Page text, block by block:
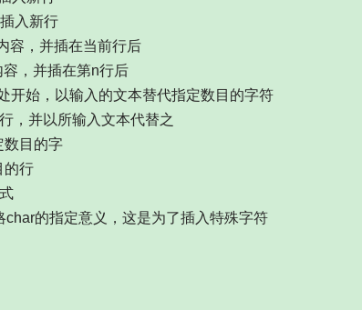
入新行
，并插在当前行后
，并插在第n行后
，以输入的文本替代指定数目的字符
并以所输入文本代替之
目的字
行
的指定意义，这是为了插入特殊字符